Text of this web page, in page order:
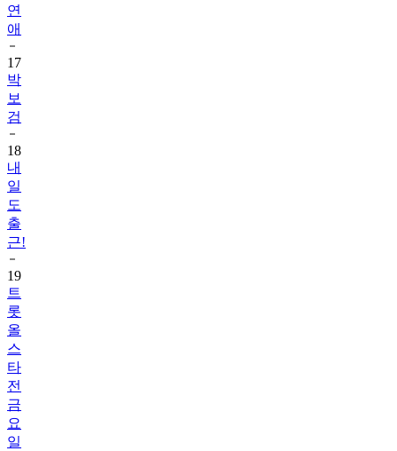
연
애
17
박
보
검
18
내
일
도
출
근!
19
트
롯
올
스
타
전
금
요
일